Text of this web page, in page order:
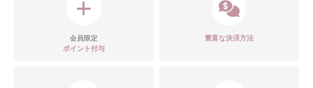
会員限定
ポイント付与
豊富な決済方法